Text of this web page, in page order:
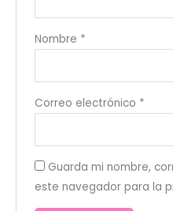
Nombre *
Correo electrónico *
Guarda mi nombre,
este navegador para la